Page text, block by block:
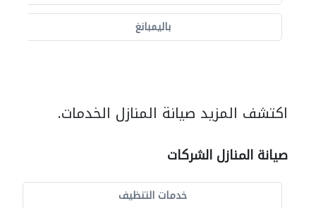
باليمبانغ
اكتشف المزيد صيانة المنازل الخدمات.
صيانة المنازل الشركات
خدمات التنظيف